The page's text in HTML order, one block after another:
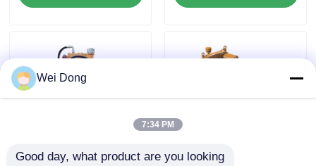
মামলা
একটি উদ্ধৃতি অনুরোধ করুন
Wei Dong
7:34 PM
Good day, what product are you looking